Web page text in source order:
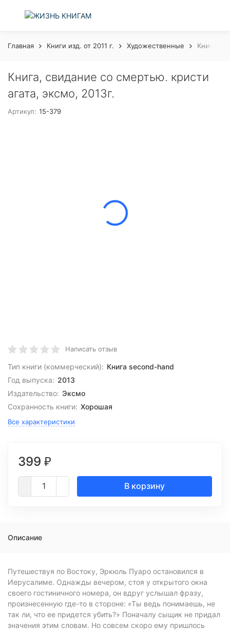
Главная Книги изд. от 2011 г. Художественные Книга,
Книга, свидание со смертью. кристи
агата, эксмо, 2013г.
Артикул: 15-379
Написать отзыв
Тип книги (коммерческий): Книга second-hand
Год выпуска: 2013
Издательство: Эксмо
Сохранность книги: Хорошая
Все характеристики
399 ₽
В корзину
Описание
Путешествуя по Востоку, Эркюль Пуаро остановился в
Иерусалиме. Однажды вечером, стоя у открытого окна
своего гостиничного номера, он вдруг услышал фразу,
произнесенную где-то в стороне: «Ты ведь понимаешь, не
так ли, что ее придется убить?» Поначалу сыщик не придал
значения этим словам. Но совсем скоро ему пришлось